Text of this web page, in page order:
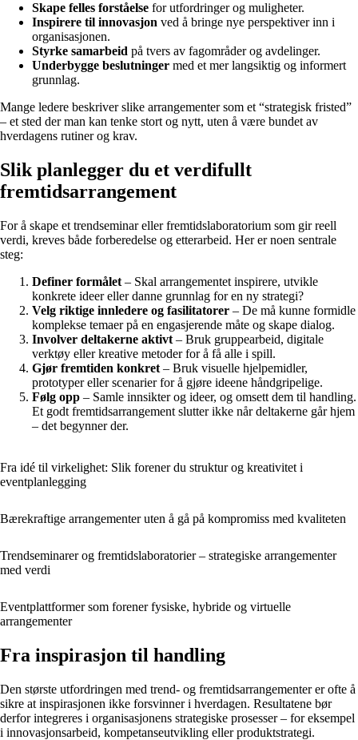
Skape felles forståelse for utfordringer og muligheter.
Inspirere til innovasjon ved å bringe nye perspektiver inn i
organisasjonen.
Styrke samarbeid på tvers av fagområder og avdelinger.
Underbygge beslutninger med et mer langsiktig og informert
grunnlag.
Mange ledere beskriver slike arrangementer som et “strategisk fristed”
– et sted der man kan tenke stort og nytt, uten å være bundet av
hverdagens rutiner og krav.
Slik planlegger du et verdifullt
fremtidsarrangement
For å skape et trendseminar eller fremtidslaboratorium som gir reell
verdi, kreves både forberedelse og etterarbeid. Her er noen sentrale
steg:
Definer formålet – Skal arrangementet inspirere, utvikle
konkrete ideer eller danne grunnlag for en ny strategi?
Velg riktige innledere og fasilitatorer – De må kunne formidle
komplekse temaer på en engasjerende måte og skape dialog.
Involver deltakerne aktivt – Bruk gruppearbeid, digitale
verktøy eller kreative metoder for å få alle i spill.
Gjør fremtiden konkret – Bruk visuelle hjelpemidler,
prototyper eller scenarier for å gjøre ideene håndgripelige.
Følg opp – Samle innsikter og ideer, og omsett dem til handling.
Et godt fremtidsarrangement slutter ikke når deltakerne går hjem
– det begynner der.
Fra idé til virkelighet: Slik forener du struktur og kreativitet i
eventplanlegging
Bærekraftige arrangementer uten å gå på kompromiss med kvaliteten
Trendseminarer og fremtidslaboratorier – strategiske arrangementer
med verdi
Eventplattformer som forener fysiske, hybride og virtuelle
arrangementer
Fra inspirasjon til handling
Den største utfordringen med trend- og fremtidsarrangementer er ofte å
sikre at inspirasjonen ikke forsvinner i hverdagen. Resultatene bør
derfor integreres i organisasjonens strategiske prosesser – for eksempel
i innovasjonsarbeid, kompetanseutvikling eller produktstrategi.